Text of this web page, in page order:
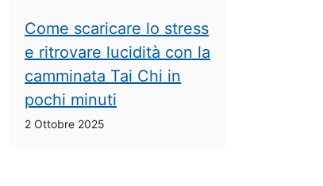
Come scaricare lo stress
e ritrovare lucidità con la
camminata Tai Chi in
pochi minuti
2 Ottobre 2025